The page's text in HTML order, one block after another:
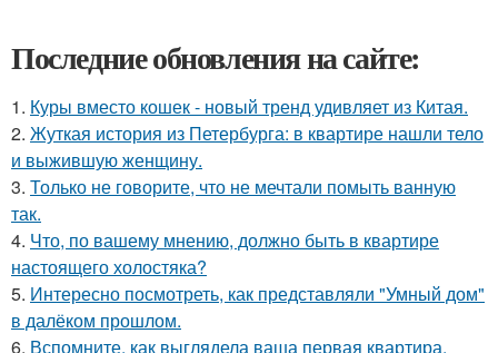
Последние обновления на сайте:
1. Куры вместо кошек - новый тренд удивляет из Китая.
2. Жуткая история из Петербурга: в квартире нашли тело
и выжившую женщину.
3. Только не говорите, что не мечтали помыть ванную
так.
4. Что, по вашему мнению, должно быть в квартире
настоящего холостяка?
5. Интересно посмотреть, как представляли "Умный дом"
в далёком прошлом.
6. Вспомните, как выглядела ваша первая квартира.